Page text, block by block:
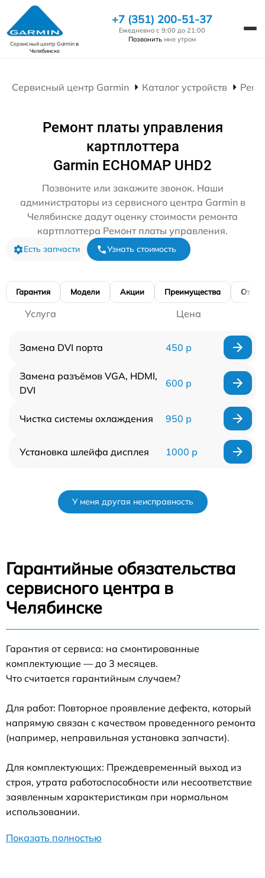
Сервисный центр Garminв
Челябинске
+7 (351) 200-51-37
Ежедневно с 9:00 до 21:00
Позвонить мне утром
Сервисный центр Garmin Каталог устройств
Ремонт платы управления
картплоттера
Garmin ECHOMAP UHD2
Позвоните или закажите звонок. Наши
администраторы из сервисного центра Garmin в
Челябинске дадут оценку стоимости ремонта
картплоттера Ремонт платы управления.
Есть запчасти Узнать стоимость
Гарантия Модели Акции Преимущества
Услуга Цена
Замена DVI порта 450 р
Замена разъёмов VGA, HDMI,
DVI
600 р
Чистка системы охлаждения 950 р
Установка шлейфа дисплея 1000 р
У меня другая неисправность
Гарантийные обязательства
сервисного центра в
Челябинске
Гарантия от сервиса: на смонтированные
комплектующие — до 3 месяцев.
Что считается гарантийным случаем?
Для работ: Повторное проявление дефекта, который
напрямую связан с качеством проведенного ремонта
(например, неправильная установка запчасти).
Для комплектующих: Преждевременный выход из
строя, утрата работоспособности или несоответствие
заявленным характеристикам при нормальном
использовании.
Показать полностью